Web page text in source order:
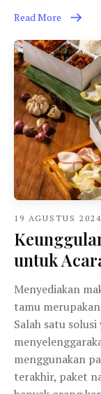
Read More
19 AGUSTUS 2024
untuk
Menyediakan
tamu
Salah satu
menggunakan
terakhir, paket